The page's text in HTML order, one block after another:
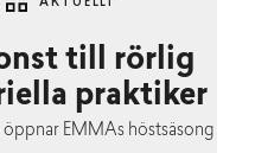
AKTUELLT
till rörlig
praktiker
EMMAs höstsäsong